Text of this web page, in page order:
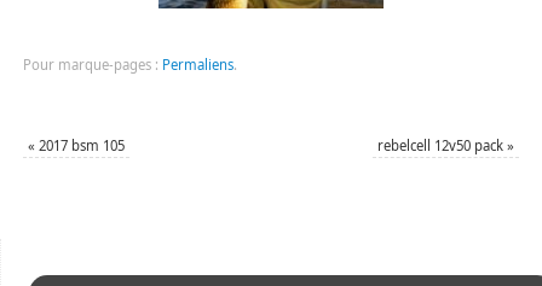
Pour marque-pages : Permaliens.
« 2017 bsm 105 rebelcell 12v50 pack»